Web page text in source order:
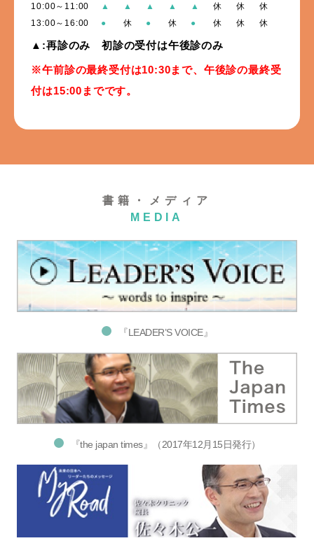
10:00～11:00
▲ ▲ ▲ ▲ ▲ 休 休
休
13:00～16:00
● 休 ● 休 ● 休 休 休
▲:再診のみ 初診の受付は午後診のみ
※午前診の最終受付は10:30まで、午後診の最終受
付は15:00までです。
書籍・メディア
MEDIA
『LEADER’S VOICE』
『the japan times』（2017年12月15日発行）